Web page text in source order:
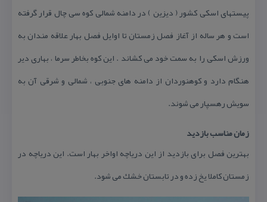
پیستهای اسكی كشور ( دیزین ) در دامنه شمالی كوه سی چال قرار گرفته
است و هر ساله از آغاز فصل زمستان تا اوایل فصل بهار علاقه مندان به
ورزش اسكی را به سمت خود می كشاند . این كوه بخاطر سرما ، بهاری دیر
هنگام دارد و كوهنوردان از دامنه های جنوبی ، شمالی و شرقی آن به
سویش رهسپار می شوند.
زمان مناسب بازدید
بهترین فصل برای بازدید از این دریاچه اواخر بهار است. این دریاچه در
زمستان كاملا یخ زده و در تابستان خشك می شود.